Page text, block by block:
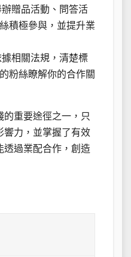
辦贈品活動、問答活
積極參與，並提升業
據相關法規，清楚標
粉絲瞭解你的合作關
的重要途徑之一，只
響力，並掌握了有效
透過業配合作，創造